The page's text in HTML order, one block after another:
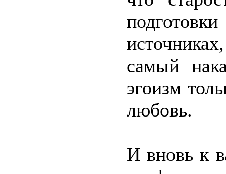
самый
эгоизм
любовь.
И вновь к